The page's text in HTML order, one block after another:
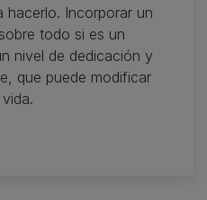
hacerlo. Incorporar un
todo si es un
nivel de dedicación y
que puede modificar